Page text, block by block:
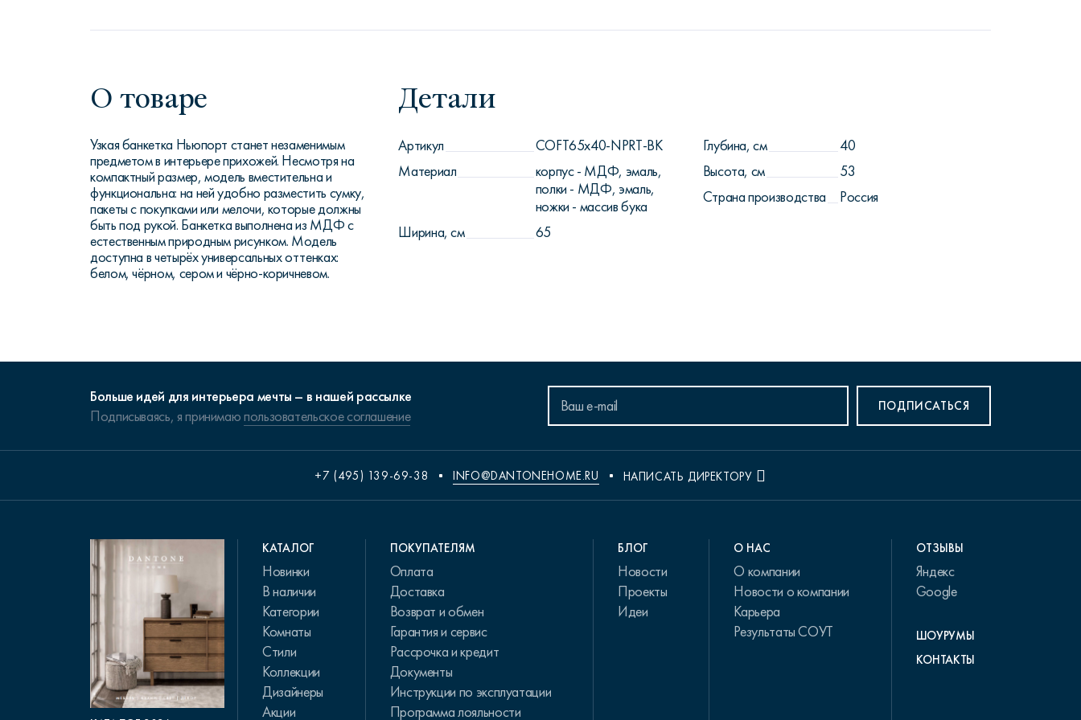
О товаре
Узкая банкетка Ньюпорт станет незаменимым
предметом в интерьере прихожей. Несмотря на
компактный размер, модель вместительна и
функциональна: на ней удобно разместить сумку,
пакеты с покупками или мелочи, которые должны
быть под рукой. Банкетка выполнена из МДФ с
естественным природным рисунком. Модель
доступна в четырёх универсальных оттенках:
белом, чёрном, сером и чёрно-коричневом.
Детали
Артикул
COFT65x40-NPRT-BK
Материал
корпус - МДФ, эмаль,
полки - МДФ, эмаль,
ножки - массив бука
Ширина, см
65
Глубина, см
40
Высота, см
53
Страна производства
Россия
Больше идей для интерьера мечты – в нашей рассылке
Подписываясь, я принимаюпользовательское соглашение
ПОДПИСАТЬСЯ
+7 (495) 139-69-38 INFO@DANTONEHOME.RU НАПИСАТЬ ДИРЕКТОРУ
КАТАЛОГ
Новинки
В наличии
Категории
Комнаты
Стили
Коллекции
Дизайнеры
Акции
ПОКУПАТЕЛЯМ
Оплата
Доставка
Возврат и обмен
Гарантия и сервис
Рассрочка и кредит
Документы
Инструкции по эксплуатации
Программа лояльности
БЛОГ
Новости
Проекты
Идеи
О НАС
О компании
Новости о компании
Карьера
Результаты СОУТ
ОТЗЫВЫ
Яндекс
Google
ШОУРУМЫ
КОНТАКТЫ